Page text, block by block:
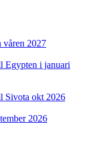
våren 2027
Egypten i januari
Sivota okt 2026
2026